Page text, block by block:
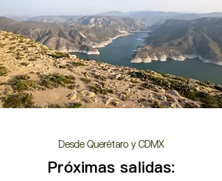
Desde Querétaro y CDMX
Próximas salidas: